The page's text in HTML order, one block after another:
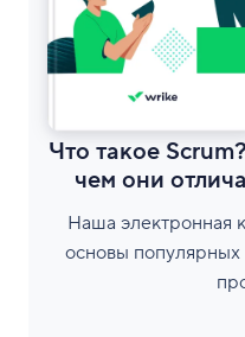
Что такое
чем они
Наша электронная
основы популярных